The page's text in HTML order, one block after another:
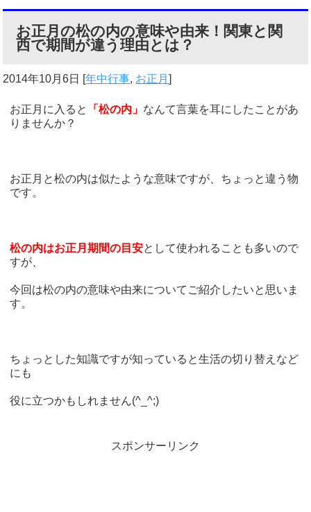
お正月の松の内の意味や由来！関東と関
西で期間が違う理由とは？
2014年10月6日 [年中行事, お正月]
お正月に入ると 「松の内」 なんて言葉を耳にしたことがあ
りませんか？
お正月と松の内は似たような意味ですが、ちょっと違う物
です。
松の内はお正月期間の目安として使われることも多いので
すが、
今回は松の内の意味や由来についてご紹介したいと思いま
す。
ちょっとした知識ですが知っていると生活の切り替えなど
にも
役に立つかもしれません(^_^;)
スポンサーリンク